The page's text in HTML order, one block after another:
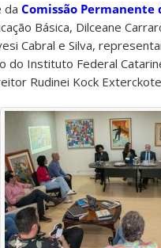
da Comissão
Básica, Dilceane
Cabral e Silva,
do Instituto Federal
Rudinei Kock